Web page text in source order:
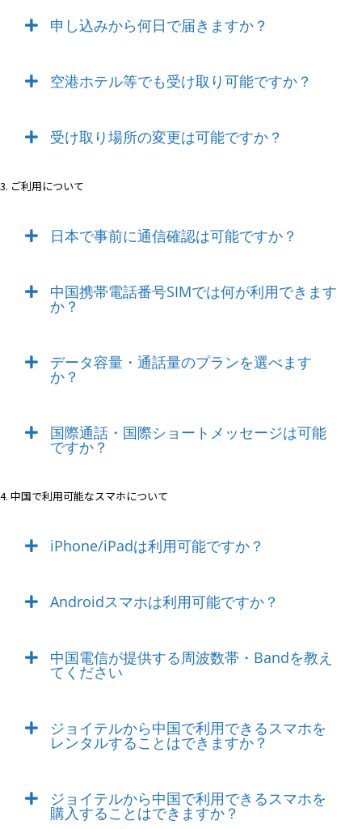
申し込みから何日で届きますか？
空港ホテル等でも受け取り可能ですか？
受け取り場所の変更は可能ですか？
3. ご利用について
日本で事前に通信確認は可能ですか？
中国携帯電話番号SIMでは何が利用できます
か？
データ容量・通話量のプランを選べます
か？
国際通話・国際ショートメッセージは可能
ですか？
4. 中国で利用可能なスマホについて
iPhone/iPadは利用可能ですか？
Androidスマホは利用可能ですか？
中国電信が提供する周波数帯・Bandを教え
てください
ジョイテルから中国で利用できるスマホを
レンタルすることはできますか？
ジョイテルから中国で利用できるスマホを
購入することはできますか？